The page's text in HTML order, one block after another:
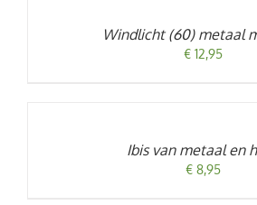
Windlicht (60) metaal
€12,95
Ibis van metaal en
€8,95